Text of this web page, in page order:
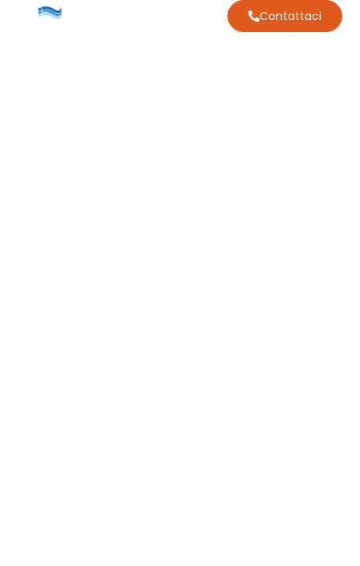
Contattaci